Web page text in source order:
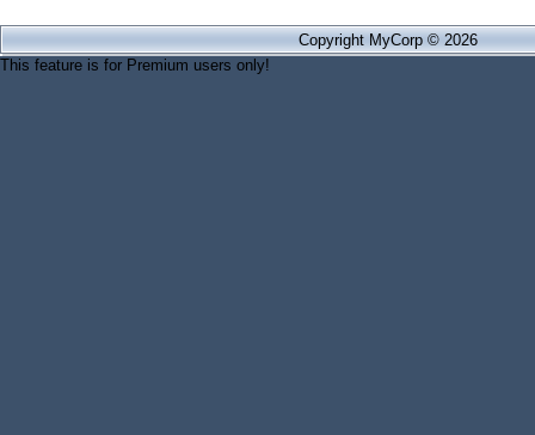
Copyright MyCorp © 2026
This feature is for Premium users only!